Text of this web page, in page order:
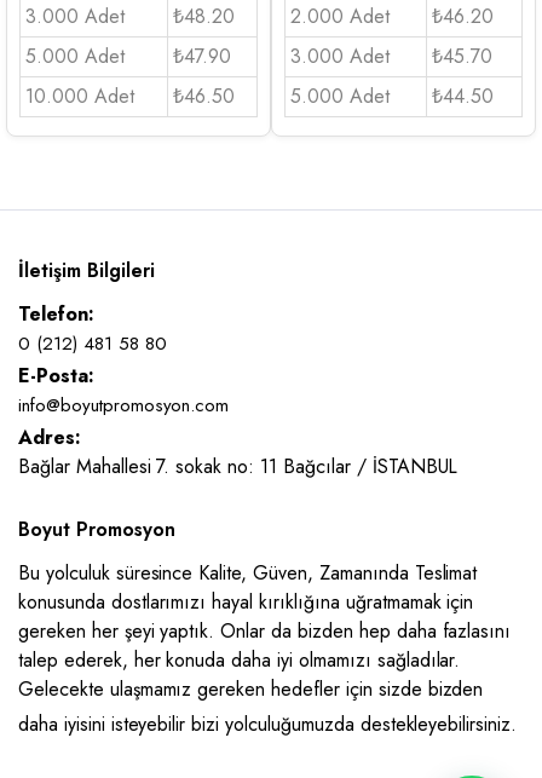
3.000 Adet
₺48.20
5.000 Adet
₺47.90
10.000 Adet
₺46.50
2.000 Adet
₺46.20
3.000 Adet
₺45.70
5.000 Adet
₺44.50
İletişim Bilgileri
Telefon:
0 (212) 481 58 80
E-Posta:
info@boyutpromosyon.com
Adres:
Bağlar Mahallesi 7. sokak no: 11 Bağcılar / İSTANBUL
Boyut Promosyon
Bu yolculuk süresince Kalite, Güven, Zamanında Teslimat
konusunda dostlarımızı hayal kırıklığına uğratmamak için
gereken her şeyi yaptık. Onlar da bizden hep daha fazlasını
talep ederek, her konuda daha iyi olmamızı sağladılar.
Gelecekte ulaşmamız gereken hedefler için sizde bizden
daha iyisini isteyebilir bizi yolculuğumuzda destekleyebilirsiniz.